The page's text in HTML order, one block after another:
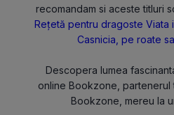
recomandam si aceste titluri
Rețetă pentru dragoste Viata
Casnicia, pe roate
Descopera lumea
online Bookzone, partenerul
Bookzone, mereu la